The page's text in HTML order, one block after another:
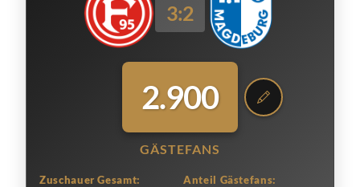
3:2
2.900
GÄSTEFANS
Zuschauer Gesamt:
Anteil Gästefans: